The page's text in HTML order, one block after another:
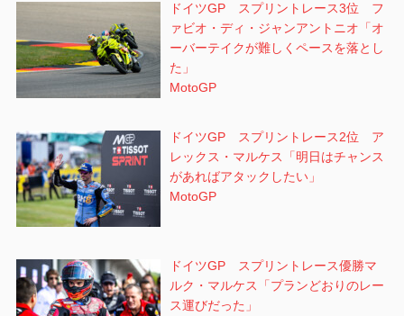
ドイツGP スプリントレース3位 フ
ァビオ・ディ・ジャンアントニオ「オ
ーバーテイクが難しくペースを落とし
た」
MotoGP
ドイツGP スプリントレース2位 ア
レックス・マルケス「明日はチャンス
があればアタックしたい」
MotoGP
ドイツGP スプリントレース優勝マ
ルク・マルケス「プランどおりのレー
ス運びだった」